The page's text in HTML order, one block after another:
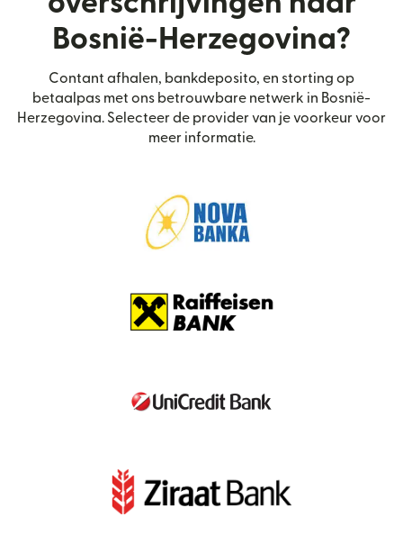
Bosnië-Herzegovina?
Contant afhalen, bankdeposito, en storting op
betaalpas met ons betrouwbare netwerk in Bosnië-
Herzegovina. Selecteer de provider van je voorkeur voor
meer informatie.